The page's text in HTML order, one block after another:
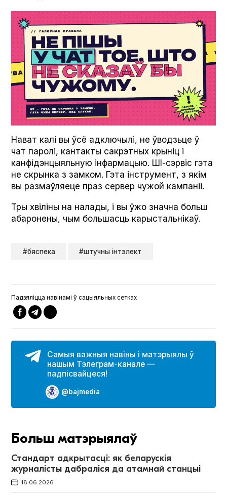
Нават калі вы ўсё адключылі, не ўводзьце ў
чат паролі, кантакты сакрэтных крыніц і
канфідэнцыяльную інфармацыю. ШІ-сэрвіс гэта
не скрынка з замком. Гэта інструмент, з якім
вы размаўляеце праз сервер чужой кампаніі.
Тры хвіліны на налады, і вы ўжо значна больш
абаронены, чым большасць карыстальнікаў.
#бяспека #штучны інтэлект
Падзяліцца навінамі ў сацыяльных сетках
Самыя важныя навіны і матэрыялы ў
нашым Тэлеграм-канале —
падпісвайцеся!
@bajmedia
Больш матэрыялаў
Стандарт адкрытасці: як беларускія
журналісты дабраліся да атамнай станцыі
18.06.2026